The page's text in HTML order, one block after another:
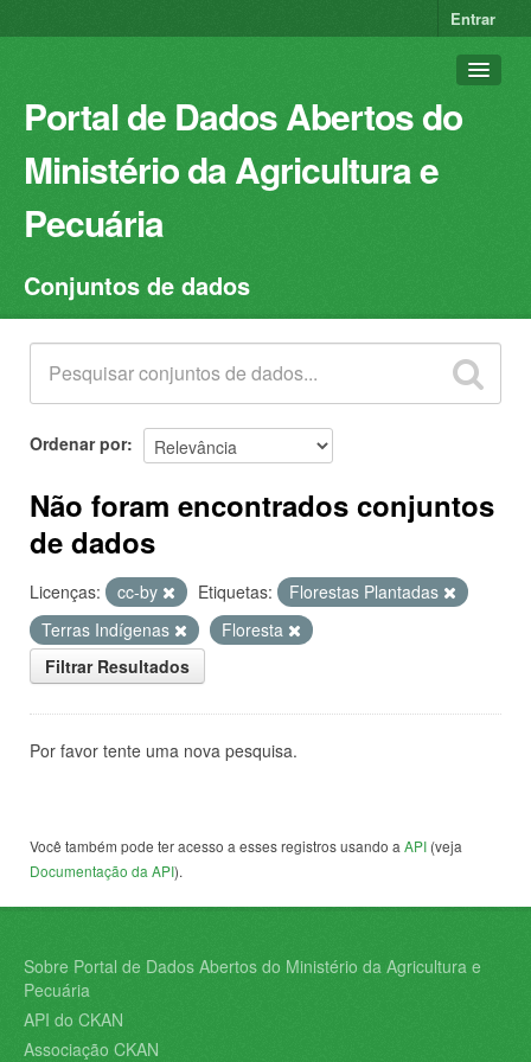
Entrar
Portal de Dados Abertos do
Ministério da Agricultura e
Pecuária
Conjuntos de dados
Organizações
Grupos
Sobre
Conjuntos de dados
Ordenar por
Não foram encontrados conjuntos
de dados
Licenças: cc-by Etiquetas:
Florestas Plantadas
Terras Indígenas
Floresta
Filtrar Resultados
Por favor tente uma nova pesquisa.
Você também pode ter acesso a esses registros usando a API (veja
Documentação da API).
Sobre Portal de Dados Abertos do Ministério da Agricultura e
Pecuária
API do CKAN
Associação CKAN